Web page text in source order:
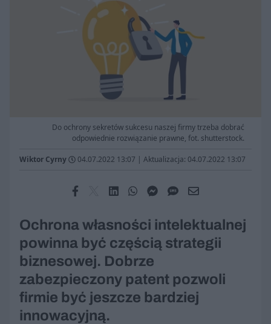
Do ochrony sekretów sukcesu naszej firmy trzeba dobrać
odpowiednie rozwiązanie prawne, fot. shutterstock.
Wiktor Cyrny 04.07.2022 13:07 | Aktualizacja: 04.07.2022 13:07
Ochrona własności intelektualnej
powinna być częścią strategii
biznesowej. Dobrze
zabezpieczony patent pozwoli
firmie być jeszcze bardziej
innowacyjną.